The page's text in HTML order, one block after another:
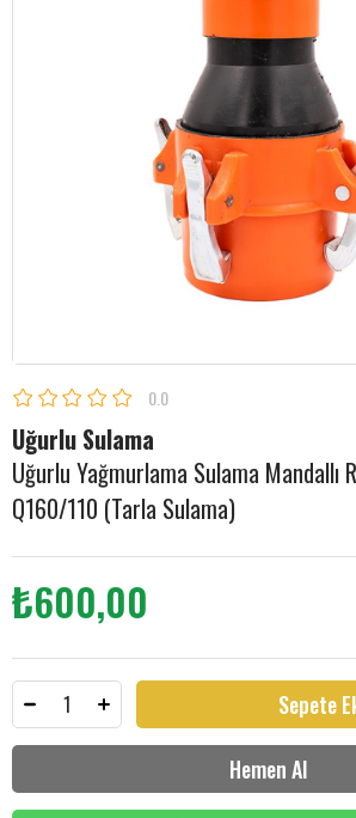
0.0
Uğurlu Sulama
Uğurlu Yağmurlama Sulama Mandallı
Q160/110 (Tarla Sulama)
₺600,00